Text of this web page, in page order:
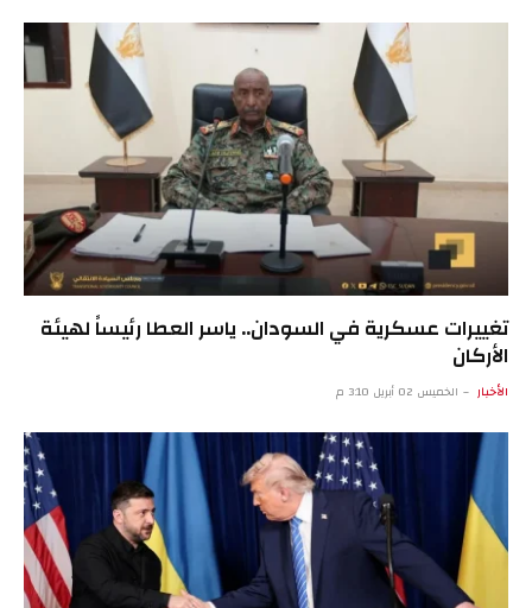
تغييرات عسكرية في السودان.. ياسر العطا رئيساً لهيئة
الأركان
الأخبار الخميس 02 أبريل 3:10 م